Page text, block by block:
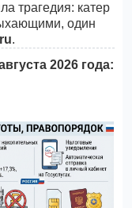
трагедия: катер
один
.
2026 года: